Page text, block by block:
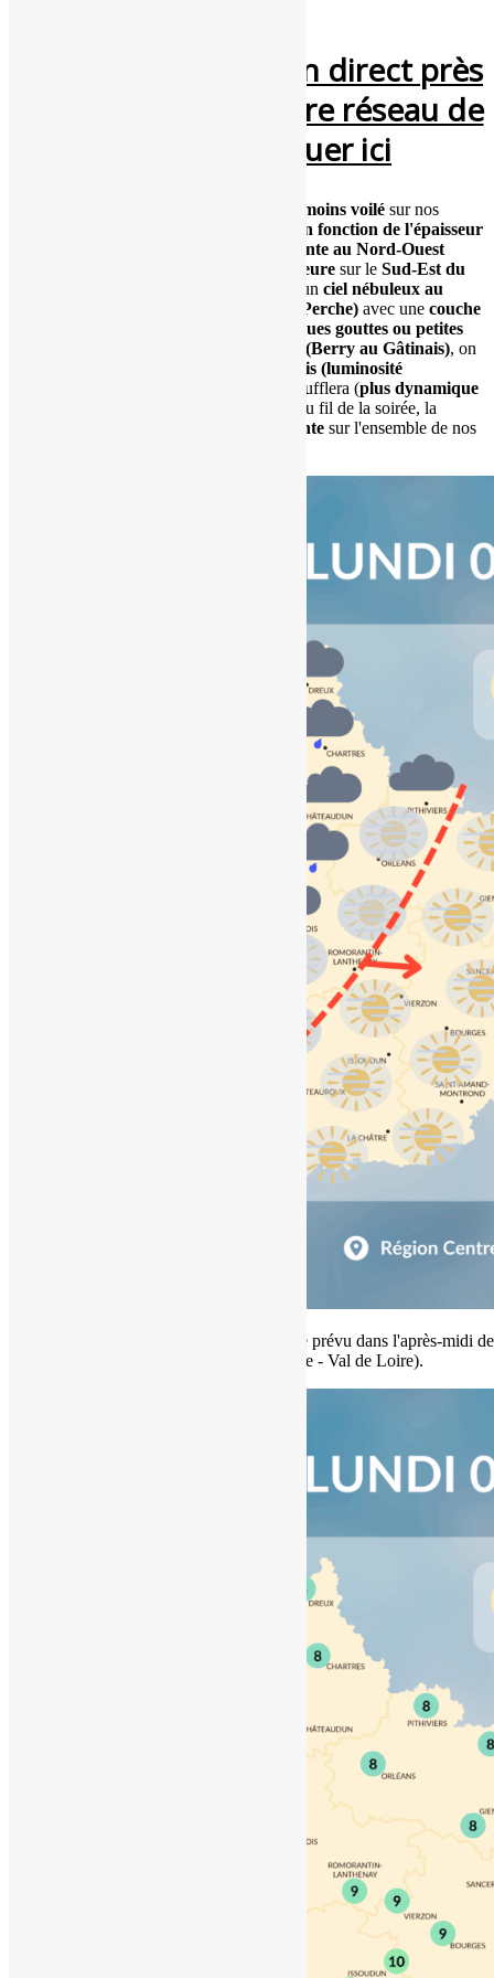
Pour voir le temps en direct près
de chez vous via notre réseau de
webcams, cliquer ici
ciel plus ou moins voilé sur nos
luminosité variera en fonction de l'épaisseur
plus importante au Nord-Ouest
meilleure sur le Sud-Est du
. Dans l'après-midi, on conservera un ciel nébuleux au
Nord-Ouest (Touraine à la Beauce / au Perche) avec une couche
quelques gouttes ou petites
Sud-Est (Berry au Gâtinais), on
plus ou moins épais (luminosité
soufflera (plus dynamique
). D'ici la fin de journée / au fil de la soirée, la
importante sur l'ensemble de nos
Etat du ciel en région Centre - Val de Loire prévu dans l'après-midi
2025 (copyright : Association Météo Centre - Val de Loire).